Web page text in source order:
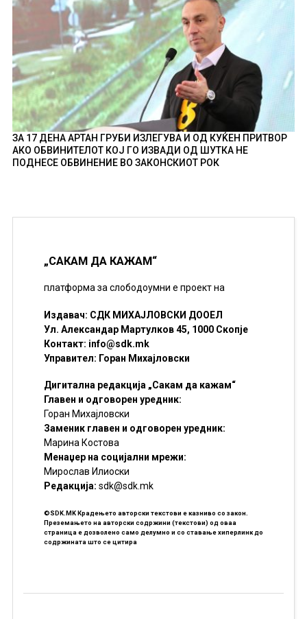
ЗА 17 ДЕНА АРТАН ГРУБИ ИЗЛЕГУВА И ОД КУЌЕН ПРИТВОР
АКО ОБВИНИТЕЛОТ КОЈ ГО ИЗВАДИ ОД ШУТКА НЕ
ПОДНЕСЕ ОБВИНЕНИЕ ВО ЗАКОНСКИОТ РОК
„САКАМ ДА КАЖАМ“
платформа за слободоумни е проект на
Издавач: СДК МИХАЈЛОВСКИ ДООЕЛ
Ул. Александар Мартулков 45, 1000 Скопје
Контакт: info@sdk.mk
Управител: Горан Михајловски
Дигитална редакција „Сакам да кажам“
Главен и одговорен уредник:
Горан Михајловски
Заменик главен и одговорен уредник:
Марина Костова
Менаџер на социјални мрежи:
Мирослав Илиоски
Редакцијa: sdk@sdk.mk
©SDK.MK Крадењето авторски текстови е казниво со закон.
Преземањето на авторски содржини (текстови) од оваа
страница е дозволено само делумно и со ставање хиперлинк до
содржината што се цитира